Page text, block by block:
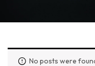
No posts were